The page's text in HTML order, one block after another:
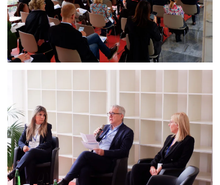
Ingrandisci